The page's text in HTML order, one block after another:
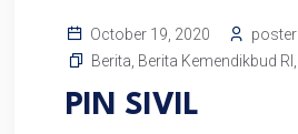
October 19, 2020
poster
Berita Berita Kemendikbud RI
PIN SIVIL